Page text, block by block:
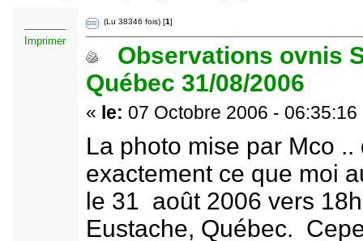
Imprimer
(Lu 38346 fois) [1]
Observations ovnis
Québec 31/08/2006
« le: 07 Octobre 2006 - 06:35:16
La photo mise par Mco ..
exactement ce que moi
le 31 août 2006 vers
Eustache, Québec.